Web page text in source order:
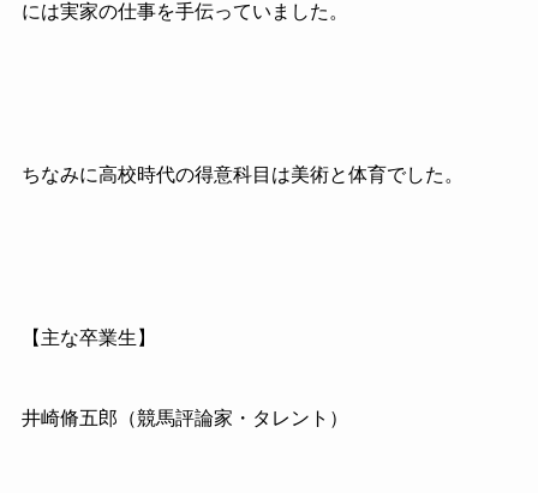
には実家の仕事を手伝っていました。
ちなみに高校時代の得意科目は美術と体育でした。
【主な卒業生】
井崎脩五郎（競馬評論家・タレント）